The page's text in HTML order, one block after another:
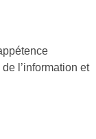
l’information et